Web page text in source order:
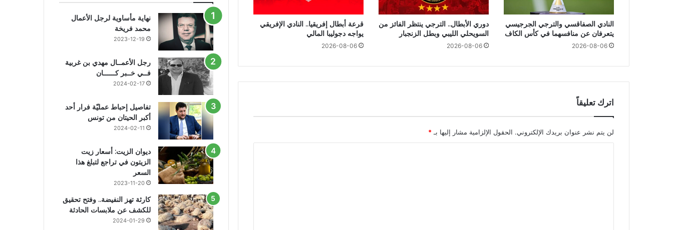
النادي الصفاقسي والترجي الجرجيسي
يتعرفان عن منافسهما في كأس الكاف
2026-08-06
دوري الأبطال.. الترجي ينتظر الفائز من
السويحلي الليبي وبطل الزنجبار
2026-08-06
قرعة أبطال إفريقيا.. النادي الإفريقي
يواجه دجوليبا المالي
2026-08-06
اترك تعليقاً
لن يتم نشر عنوان بريدك الإلكتروني. الحقول الإلزامية مشار إليها بـ*
نهاية مأساوية لرجل الأعمال
محمد فريخة
2023-12-19
رجل الأعمــال مهدي بن غربية
فــي خــبر كــــــان
2024-02-17
تفاصيل إحباط عمليّة فرار أحد
أكبر الحيتان من تونس
2024-02-11
ديوان الزيت: أسعار زيت
الزيتون في تراجع لتبلغ هذا
السعر
2023-11-20
كارثة تهز النفيضة.. وفتح تحقيق
للكشف عن ملابسات الحادثة
2024-01-29